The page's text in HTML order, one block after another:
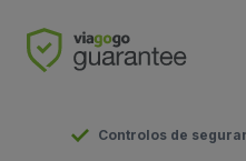
Controlos de